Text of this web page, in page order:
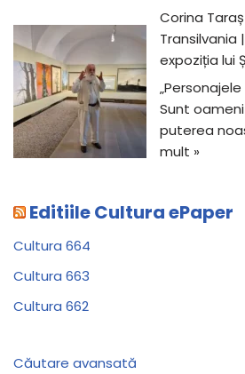
Corina
Transilvania
expoziția lui
Sunt oameni
puterea
mult »
Editiile Cultura ePaper
Cultura 664
Cultura 663
Cultura 662
Căutare avansată